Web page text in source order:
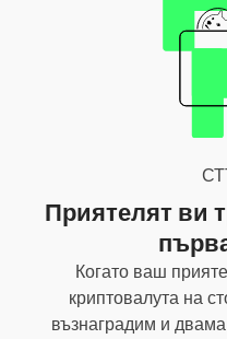
Приятелят ви
Когато ваш
криптовалута на
възнаградим и